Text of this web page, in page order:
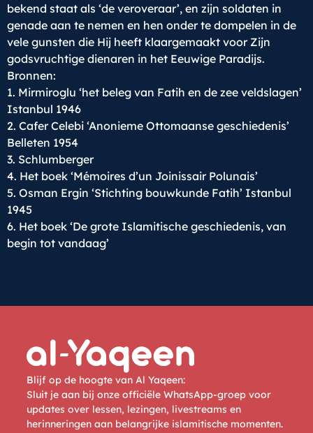
bekend staat als ‘de veroveraar’, en zijn soldaten in
genade aan te nemen en hen onder te dompelen in de
vele gunsten die Hij heeft klaargemaakt voor Zijn
godsvruchtige dienaren in het Eeuwige Paradijs.
Bronnen:
1. Mirmiroglu ‘het beleg van Fatih en de zee veldslagen’
Istanbul 1946
2. Cafer Celebi ‘Anonieme Ottomaanse geschiedenis’
Belleten 1954
3. Schlumberger
4. Het boek ‘Mémoires d’un Joinissair Polunais’
5. Osman Ergin ‘Stichting bouwkunde Fatih’ Istanbul
1945
6. Het boek ‘De grote Islamitische geschiedenis, van
begin tot vandaag’
Blijf op de hoogte van Al Yaqeen:
Sluit je aan bij onze officiële WhatsApp-groep voor
updates over lessen, lezingen, livestreams en
herinneringen aan belangrijke islamitische momenten.